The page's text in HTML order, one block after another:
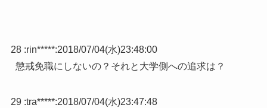
28 :rin*****:2018/07/04(水)23:48:00
懲戒免職にしないの？それと大学側への追求は？
29 :tra*****:2018/07/04(水)23:47:48